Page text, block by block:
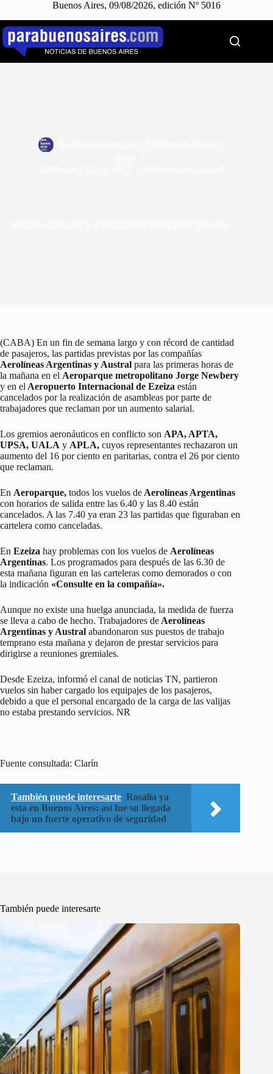
Buenos Aires, 09/08/2026, edición Nº 5016
Saltar
contenido
(CABA) En un fin de semana largo y con récord de cantidad
de pasajeros, las partidas previstas por las compañías
Aerolíneas Argentinas y Austral para las primeras horas de
la mañana en el Aeroparque metropolitano Jorge Newbery
y en el Aeropuerto Internacional de Ezeiza están
cancelados por la realización de asambleas por parte de
trabajadores que reclaman por un aumento salarial.
Los gremios aeronáuticos en conflicto son APA, APTA,
UPSA, UALA y APLA, cuyos representantes rechazaron un
aumento del 16 por ciento en paritarias, contra el 26 por ciento
que reclaman.
En Aeroparque, todos los vuelos de Aerolíneas Argentinas
con horarios de salida entre las 6.40 y las 8.40 están
cancelados. A las 7.40 ya eran 23 las partidas que figuraban en
cartelera como canceladas.
En Ezeiza hay problemas con los vuelos de Aerolíneas
Argentinas. Los programados para después de las 6.30 de
esta mañana figuran en las carteleras como demorados o con
la indicación «Consulte en la compañía».
Aunque no existe una huelga anunciada, la medida de fuerza
se lleva a cabo de hecho. Trabajadores de Aerolíneas
Argentinas y Austral abandonaron sus puestos de trabajo
temprano esta mañana y dejaron de prestar servicios para
dirigirse a reuniones gremiales.
Desde Ezeiza, informó el canal de noticias TN, partieron
vuelos sin haber cargado los equipajes de los pasajeros,
debido a que el personal encargado de la carga de las valijas
no estaba prestando servicios. NR
Fuente consultada: Clarín
También puede interesarte Rosalía ya
está en Buenos Aires: así fue su llegada
bajo un fuerte operativo de seguridad
También puede interesarte